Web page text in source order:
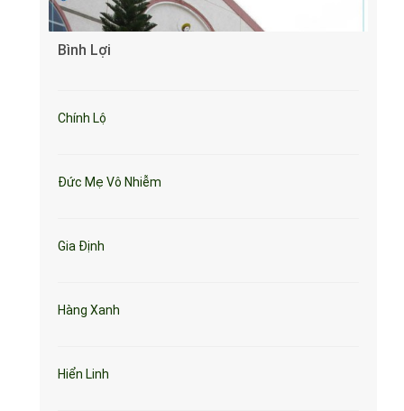
Bình Lợi
Chính Lộ
Đức Mẹ Vô Nhiễm
Gia Định
Hàng Xanh
Hiển Linh